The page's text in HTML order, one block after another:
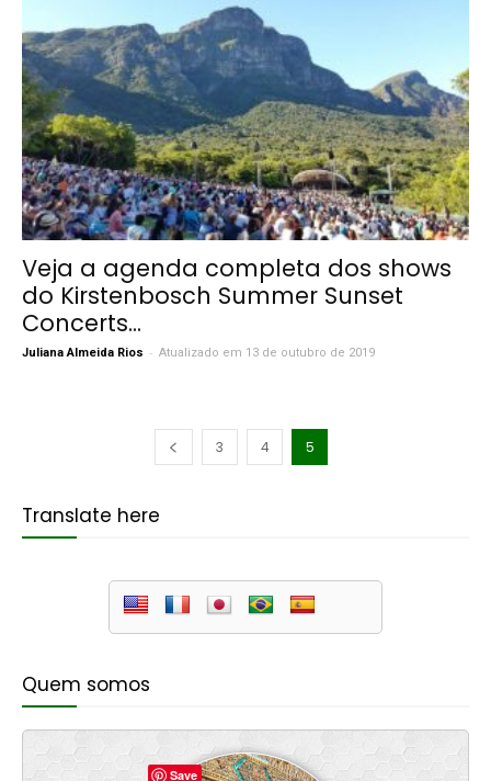
Veja a agenda completa dos shows
do Kirstenbosch Summer Sunset
Concerts...
Juliana Almeida Rios - Atualizado em 13 de outubro de 2019
3 4 5
Translate here
Quem somos
Save